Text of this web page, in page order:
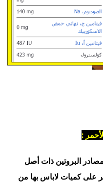
البروتين ذات أصل
على كميات لاباس بها من